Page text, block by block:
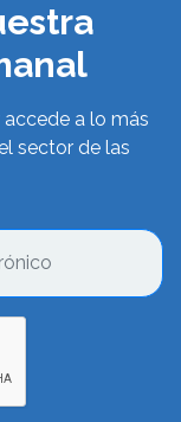
a lo más
sector de las